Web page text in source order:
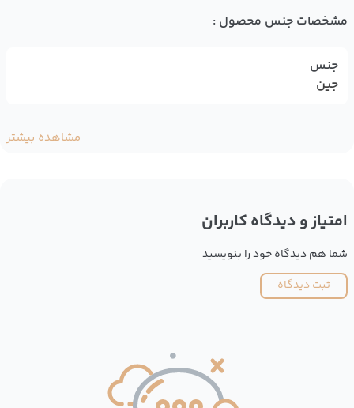
مشخصات جنس محصول :
جنس
جین
مشاهده بیشتر
امتیاز و دیدگاه کاربران
شما هم دیدگاه خود را بنویسید
ثبت دیدگاه